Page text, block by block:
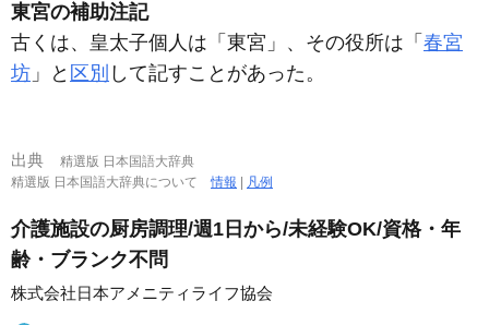
東宮の補助注記
古くは、皇太子個人は「東宮」、その役所は「 春宮
坊 」と 区別 して記すことがあった。
出典
精選版 日本国語大辞典
精選版 日本国語大辞典について情報 凡例
介護施設の厨房調理/週1日から/未経験OK/資格・年
齢・ブランク不問
株式会社日本アメニティライフ協会